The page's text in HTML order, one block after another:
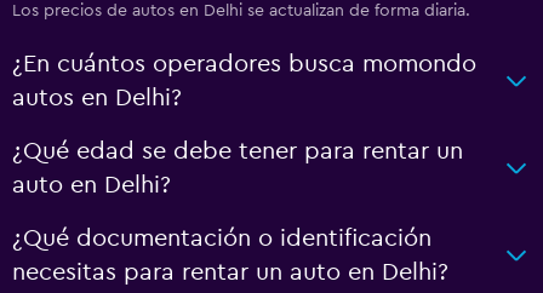
Los precios de autos en Delhi se actualizan de forma diaria.
¿En cuántos operadores busca momondo
autos en Delhi?
¿Qué edad se debe tener para rentar un
auto en Delhi?
¿Qué documentación o identificación
necesitas para rentar un auto en Delhi?